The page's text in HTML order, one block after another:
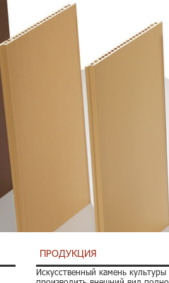
ПРОДУКЦИЯ
Искусственный камень